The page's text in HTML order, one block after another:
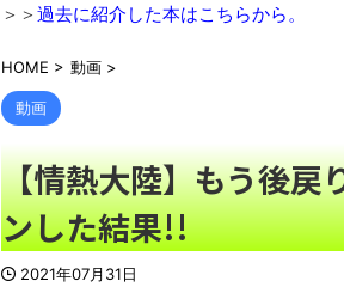
【画像】Z世代の社員に社用スマ
NEW!
別にどこの誰が一日何時間睡眠
【悲報】太鼓の達人、お馴染み
【悲報】韓国人「え待って、何
ナナフシモドキと公園へ
＞＞ 過去に紹介した本はこちらから。
HOME > 動画 >
動画
【情熱大陸】もう後戻
ンした結果!!
2021年07月31日